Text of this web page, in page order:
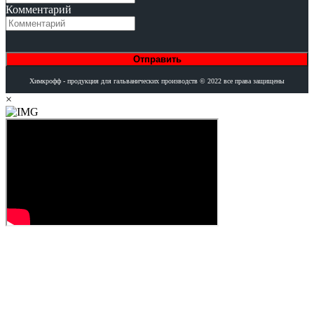
Комментарий
Отправить
Химкрофф - продукция для гальванических производств © 2022 все права защищены
×